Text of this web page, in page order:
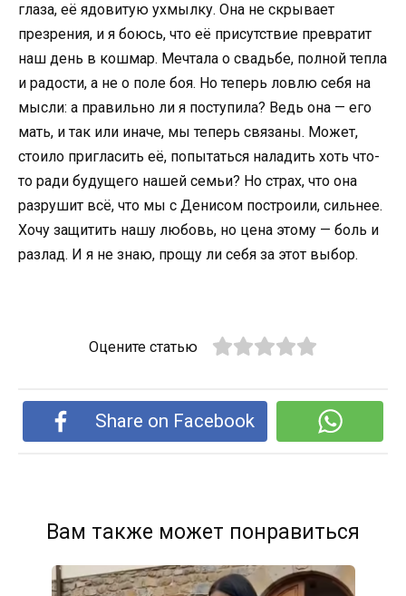
глаза, её ядовитую ухмылку. Она не скрывает
презрения, и я боюсь, что её присутствие превратит
наш день в кошмар. Мечтала о свадьбе, полной тепла
и радости, а не о поле боя. Но теперь ловлю себя на
мысли: а правильно ли я поступила? Ведь она — его
мать, и так или иначе, мы теперь связаны. Может,
стоило пригласить её, попытаться наладить хоть что-
то ради будущего нашей семьи? Но страх, что она
разрушит всё, что мы с Денисом построили, сильнее.
Хочу защитить нашу любовь, но цена этому — боль и
разлад. И я не знаю, прощу ли себя за этот выбор.
Оцените статью
Share on Facebook
Вам также может понравиться